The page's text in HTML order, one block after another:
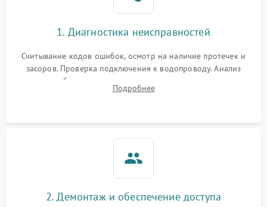
1. Диагностика неисправностей
Считывание кодов ошибок, осмотр на наличие протечек и
засоров. Проверка подключения к водопроводу. Анализ
жалоб на отсутствие слива, нагрева, вращения
разбрызгивателей или срабатывание системы защиты
Подробнее
2. Демонтаж и обеспечение доступа